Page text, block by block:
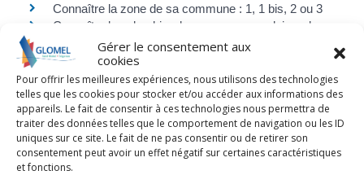
Gérer le consentement aux
cookies
Pour offrir les meilleures expériences, nous utilisons des technologies
telles que les cookies pour stocker et/ou accéder aux informations des
appareils. Le fait de consentir à ces technologies nous permettra de
traiter des données telles que le comportement de navigation ou les ID
uniques sur ce site. Le fait de ne pas consentir ou de retirer son
consentement peut avoir un effet négatif sur certaines caractéristiques
et fonctions.
Connaître la zone de sa commune : 1, 1 bis, 2 ou 3
Connaître le calendrier des vacances scolaires de
votre département
Modèles de document les plus demandés
Attestation sur l'honneur
Lettre de démission du salarié
Demande initiale de congé parental dans le secteur
privé
Attestation d'hébergement